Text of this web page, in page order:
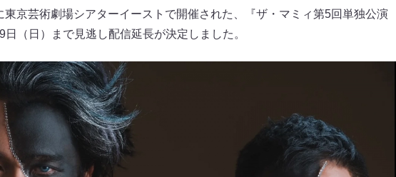
京芸術劇場シアターイーストで開催された、『ザ・マミィ第5回単独公演
日（日）まで見逃し配信延長が決定しました。